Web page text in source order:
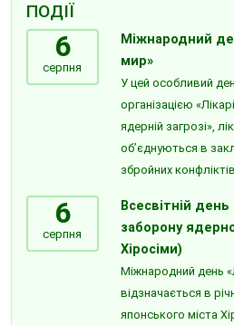
ПОДІЇ
6
серпня
Міжнародний
мир»
У цей особливий
організацією
ядерній загрозі»,
об’єднуються в
збройних
6
серпня
Всесвітній
заборону
Хіросіми)
Міжнародний день
відзначається в
японського міста